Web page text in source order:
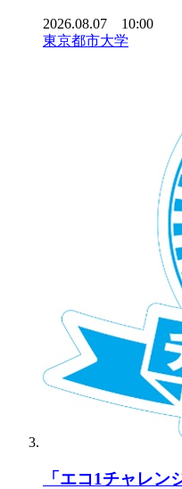
2026.08.07 10:00
東京都市大学
「エコ1チャレン